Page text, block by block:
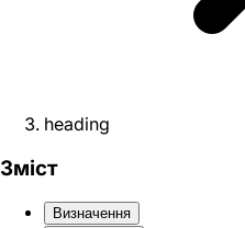
heading
Зміст
Визначення